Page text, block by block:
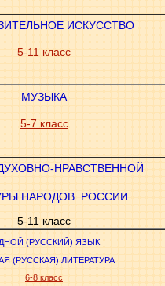
ИСКУССТВО
5-11 класс
МУЗЫКА
5-7 класс
НРАВСТВЕННОЙ
НАРОДОВ РОССИИ
5-11 класс
(РУССКИЙ) ЯЗЫК
(РУССКАЯ) ЛИТЕРАТУРА
6-8 класс